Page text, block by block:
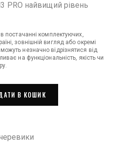
PRO найвищий рівень
постачанні комплектуючих,
зовнішній вигляд або окремі
незначно відрізнятися від
на функціональність, якість чи
В КОШИК
черевики